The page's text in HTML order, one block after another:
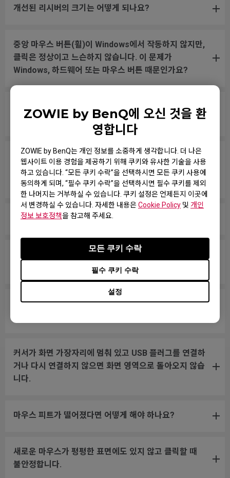
ZOWIE by BenQ에 오신 것을 환
영합니다
ZOWIE by BenQ는 개인 정보를 소중하게 생각합니다. 더 나은
웹사이트 이용 경험을 제공하기 위해 쿠키와 유사한 기술을 사용
하고 있습니다. “모든 쿠키 수락”을 선택하시면 모든 쿠키 사용에
동의하게 되며, “필수 쿠키 수락”을 선택하시면 필수 쿠키를 제외
한 나머지는 거부하실 수 있습니다. 쿠키 설정은 언제든지 이곳에
서 변경하실 수 있습니다. 자세한 내용은Cookie Policy 및 개인
정보 보호정책을 참고해 주세요.
설정
필수 쿠키 수락
모든 쿠키 수락
개선된 리시버의 크기는 어떻게 되나요?
중앙 마우스 버튼(휠)이 Windows에서 작동하지 않지만,
클릭은 정상이고 느슨하지 않습니다. 이 문제가
Windows, 하드웨어 또는 마우스 버튼 때문인가요?
컴퓨터를 부팅할 때 마우스가 작동하지 않습니다. 이미
다른 USB 포트에서도 테스트 해봤습니다.
게임에서 휠스크롤을 점프에 할당했는데, 휠을 만지지 않
거나 패드 위를 무브먼트 하여 마우스를 놓을 때도 무작
위로 점프합니다.
마우스 버튼이 계속 누르고 있는 상태처럼 작동합니다.
휠스크롤이 느슨하고 마우스를 빠르게 움직일 때 소리가
내 마우스가 PC에서 인식되지 않습니다. 메시지에는 "알
커서가 화면 가장자리에 멈춰 있고 USB 플러그를 연결하
거나 다시 연결하지 않으면 화면 영역으로 돌아오지 않습
니다.
마우스 피트가 떨어졌다면 어떻게 해야 하나요?
새로운 마우스가 평평한 표면에도 있지 않고 클릭할 때
불안정합니다.